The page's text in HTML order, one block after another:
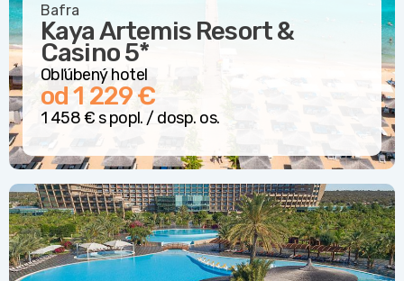
Bafra
Kaya Artemis Resort &
Casino5*
Obľúbený hotel
od 1 229 €
1 458 € s popl. / dosp. os.